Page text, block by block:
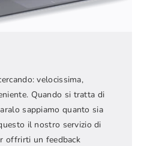
velocissima,
Quando si tratta di
sappiamo quanto sia
il nostro servizio di
offrirti un feedback